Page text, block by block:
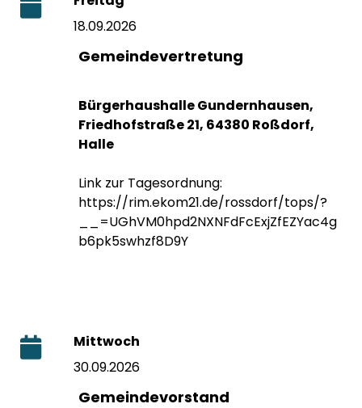
18.09.2026
Gemeindevertretung
Bürgerhaushalle Gundernhausen,
Friedhofstraße 21, 64380 Roßdorf,
Halle
Link zur Tagesordnung:
https://rim.ekom21.de/rossdorf/tops/?
__=UGhVM0hpd2NXNFdFcExjZfEZYac4g
b6pk5swhzf8D9Y
Mittwoch
30.09.2026
Gemeindevorstand